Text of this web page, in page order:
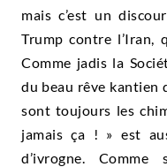
mais c’est un
Trump contre l’Iran,
Comme jadis la
du beau rêve kantien
sont toujours les
jamais ça ! » est
d’ivrogne. Comme